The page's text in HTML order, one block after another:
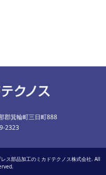
箕輪町三日町888
2323
ス部品加工のミカドテクノス株式会社. All